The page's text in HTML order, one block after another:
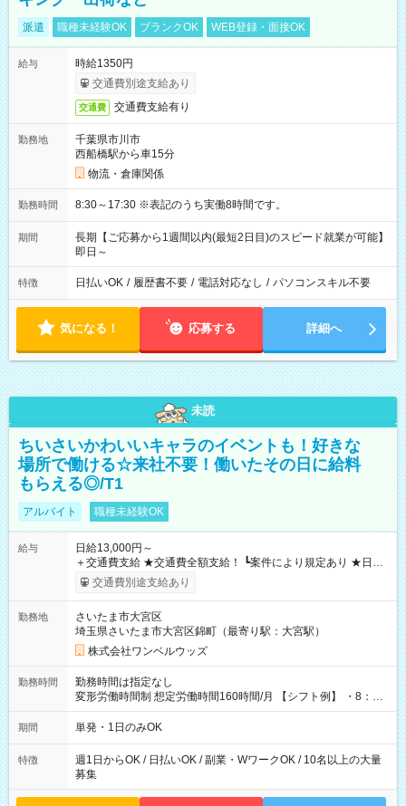
派遣 職種未経験OK ブランクOK WEB登録・面接OK
給与
時給1350円
交通費別途支給あり
交通費 交通費支給有り
勤務地
千葉県市川市
西船橋駅から車15分
物流・倉庫関係
勤務時間 8:30～17:30 ※表記のうち実働8時間です。
期間
長期【ご応募から1週間以内(最短2日目)のスピード就業が可能】
即日～
特徴 日払いOK / 履歴書不要 / 電話対応なし / パソコンスキル不要
気になる！ 応募する 詳細へ
未読
ちいさいかわいいキャラのイベントも！好きな
場所で働ける☆来社不要！働いたその日に給料
もらえる◎/T1
アルバイト 職種未経験OK
給与
日給13,000円～
＋交通費支給 ★交通費全額支給！ ┗案件により規定あり ★日払
いOK！（規定あり） ┗働いたその日に現金GET♪ お仕事後はコ
ンビニATMから 日払い分を引き落とせます！ 【試用期間】試
交通費別途支給あり
勤務地
さいたま市大宮区
埼玉県さいたま市大宮区錦町（最寄り駅：大宮駅）
株式会社ワンベルウッズ
勤務時間
勤務時間は指定なし
変形労働時間制 想定労働時間160時間/月 【シフト例】 ・8：00
～21：00
期間 単発・1日のみOK
特徴
週1日からOK / 日払いOK / 副業・WワークOK / 10名以上の大量
募集